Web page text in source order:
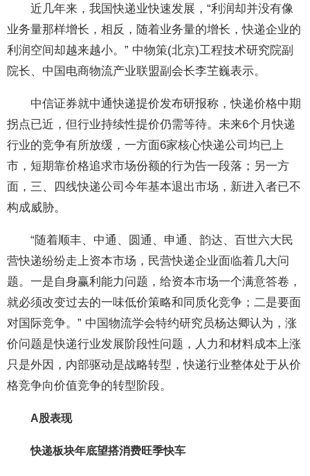
近几年来，我国快递业快速发展，“利润却并没有像
业务量那样增长，相反，随着业务量的增长，快递企业的
利润空间却越来越小。” 中物策(北京)工程技术研究院副
院长、中国电商物流产业联盟副会长李芏巍表示。
中信证券就中通快递提价发布研报称，快递价格中期
拐点已近，但行业持续性提价仍需等待。未来6个月快递
行业的竞争有所放缓，一方面6家核心快递公司均已上
市，短期靠价格追求市场份额的行为告一段落；另一方
面，三、四线快递公司今年基本退出市场，新进入者已不
构成威胁。
“随着顺丰、中通、圆通、申通、韵达、百世六大民
营快递纷纷走上资本市场，民营快递企业面临着几大问
题。一是自身赢利能力问题，给资本市场一个满意答卷，
就必须改变过去的一味低价策略和同质化竞争；二是要面
对国际竞争。” 中国物流学会特约研究员杨达卿认为，涨
价问题是快递行业发展阶段性问题，人力和材料成本上涨
只是外因，内部驱动是战略转型，快递行业整体处于从价
格竞争向价值竞争的转型阶段。
A股表现
快递板块年底望搭消费旺季快车